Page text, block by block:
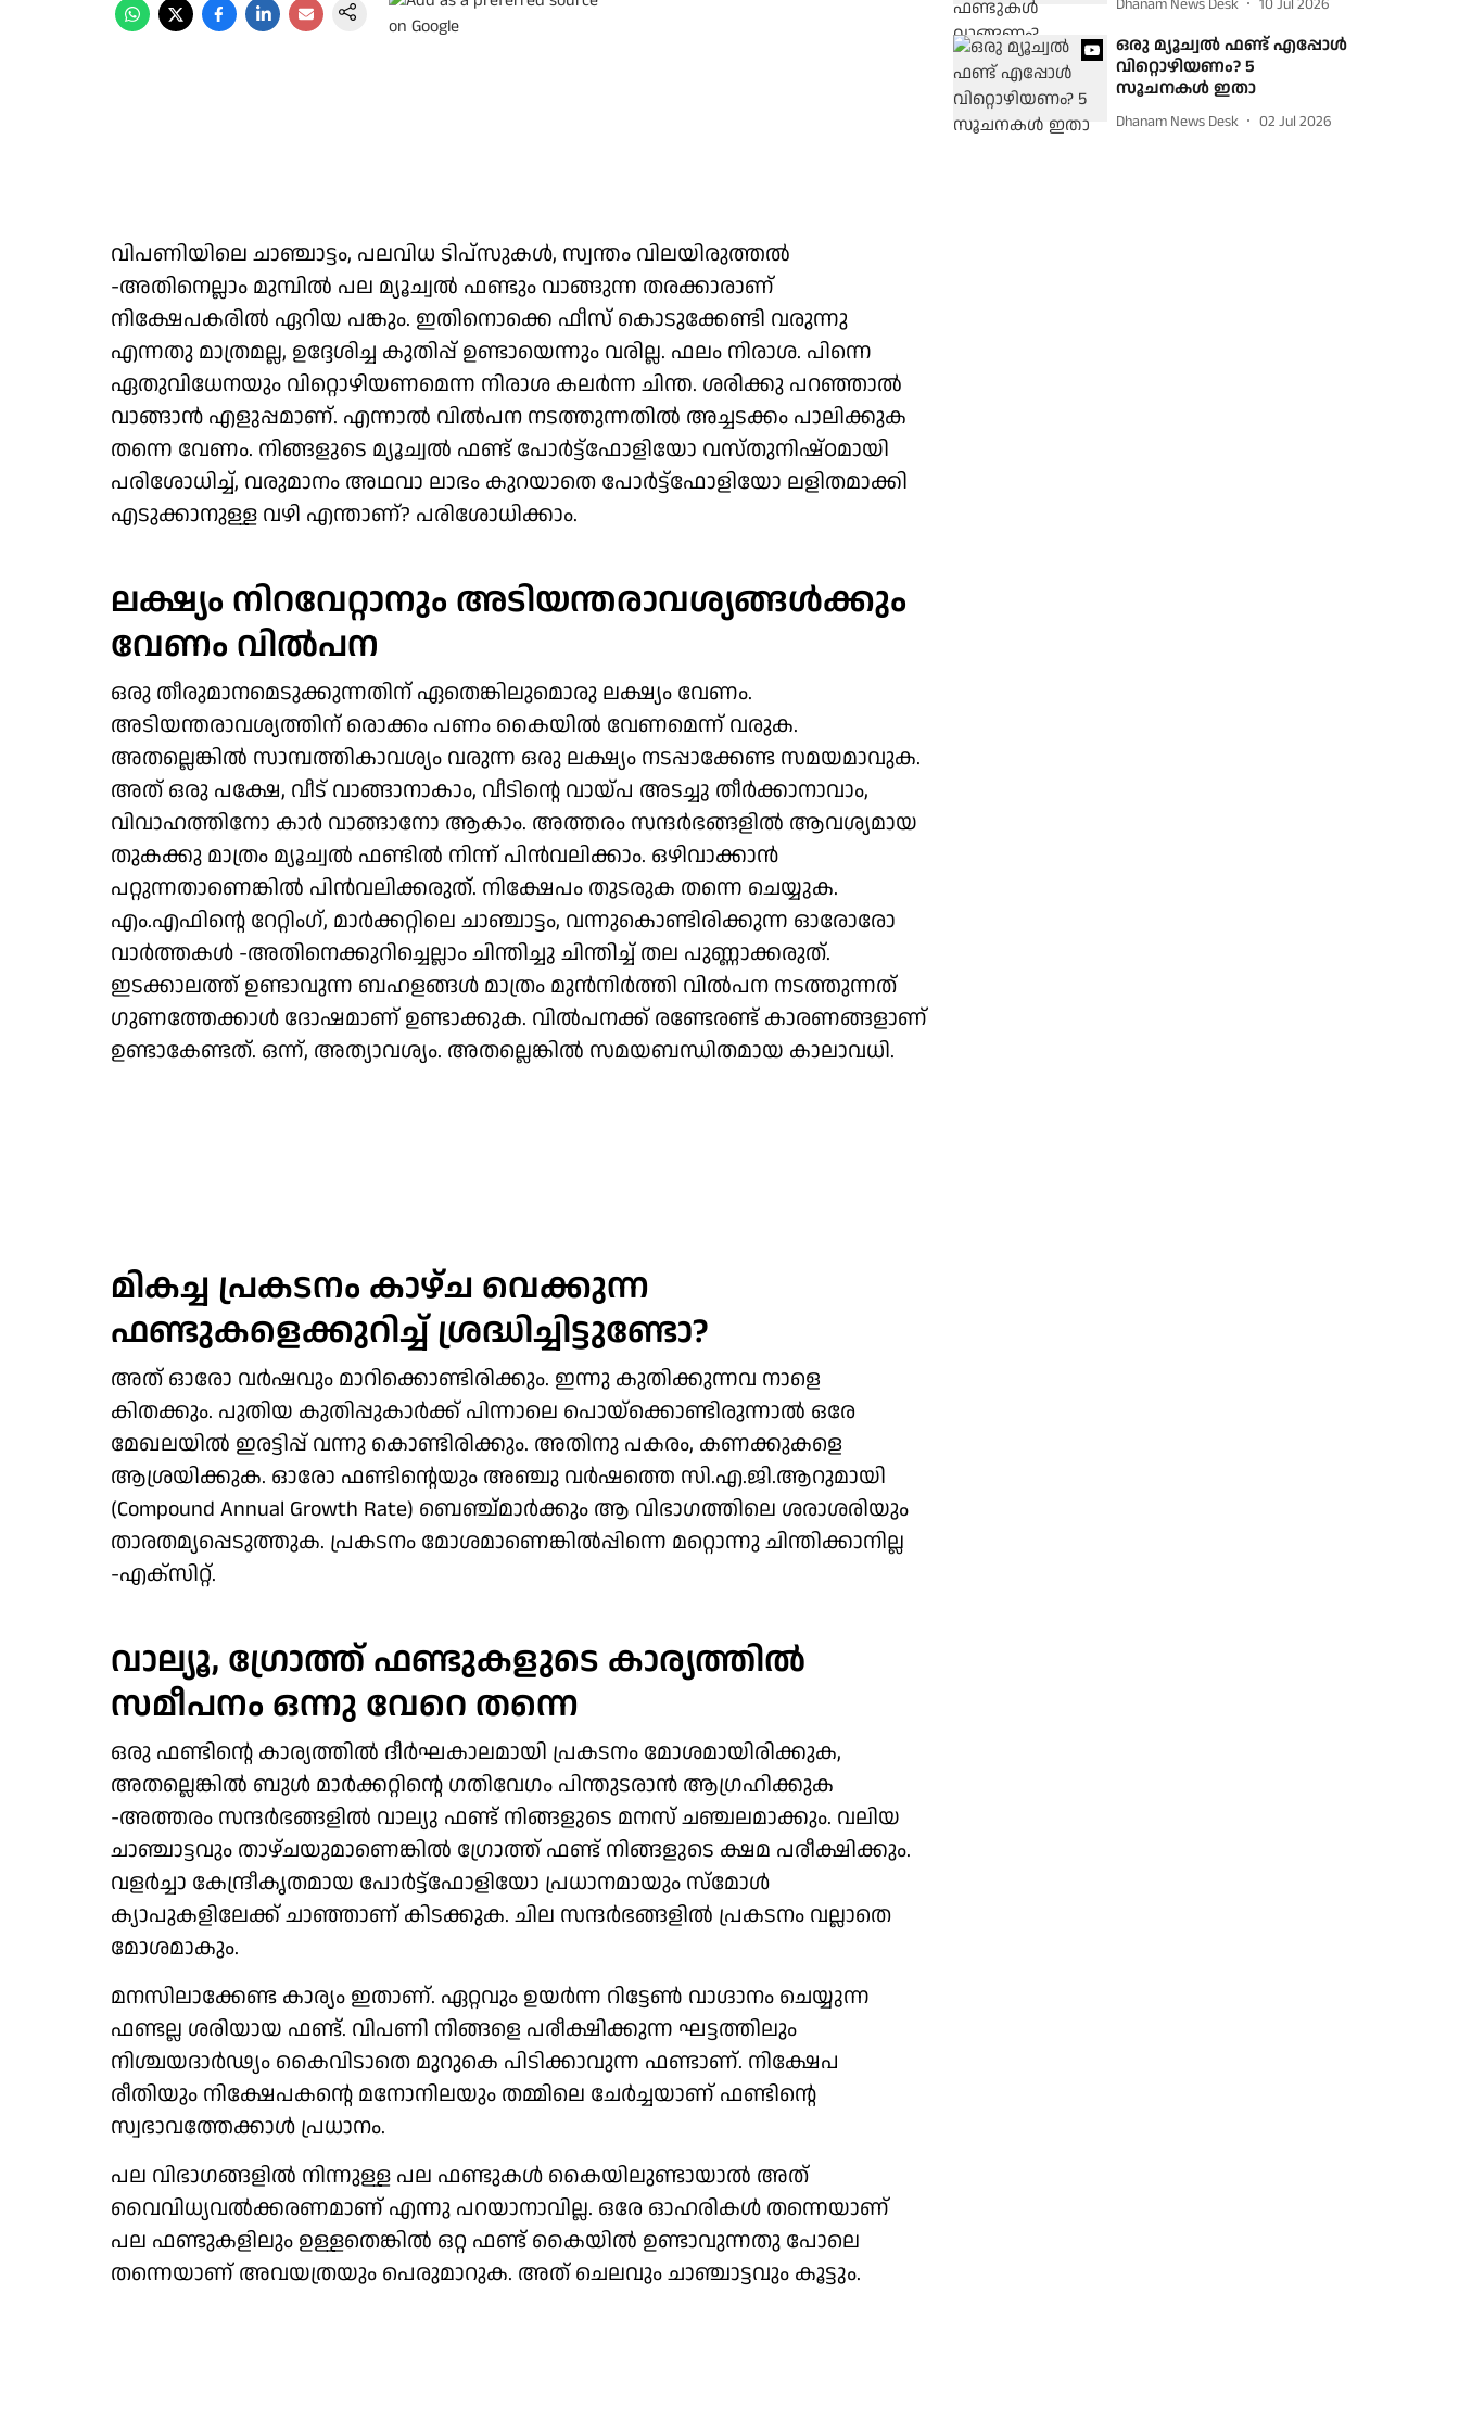
വിപണിയിലെ ചാഞ്ചാട്ടം, പലവിധ ടിപ്സുകൾ, സ്വന്തം വിലയിരുത്തൽ
-അതിനെല്ലാം മുമ്പിൽ പല മ്യൂച്വൽ ഫണ്ടും വാങ്ങുന്ന തരക്കാരാണ്
നിക്ഷേപകരിൽ ഏറിയ പങ്കും. ഇതിനൊക്കെ ഫീസ് കൊടുക്കേണ്ടി വരുന്നു
എന്നതു മാത്രമല്ല, ഉദ്ദേശിച്ച കുതിപ്പ് ഉണ്ടായെന്നും വരില്ല. ഫലം നിരാശ. പിന്നെ
ഏതുവിധേനയും വിറ്റൊഴിയണമെന്ന നിരാശ കലർന്ന ചിന്ത. ശരിക്കു പറഞ്ഞാൽ
വാങ്ങാൻ എളുപ്പമാണ്. എന്നാൽ വിൽപന നടത്തുന്നതിൽ അച്ചടക്കം പാലിക്കുക
തന്നെ വേണം. നിങ്ങളുടെ മ്യൂച്വൽ ഫണ്ട് പോർട്ട്ഫോളിയോ വസ്തുനിഷ്ഠമായി
പരിശോധിച്ച്, വരുമാനം അഥവാ ലാഭം കുറയാതെ പോർട്ട്ഫോളിയോ ലളിതമാക്കി
എടുക്കാനുള്ള വഴി എന്താണ്? പരിശോധിക്കാം.
ലക്ഷ്യം നിറവേറ്റാനും അടിയന്തരാവശ്യങ്ങൾക്കും
വേണം വിൽപന
ഒരു തീരുമാനമെടുക്കുന്നതിന് ഏതെങ്കിലുമൊരു ലക്ഷ്യം വേണം.
അടിയന്തരാവശ്യത്തിന് രൊക്കം പണം കൈയിൽ വേണമെന്ന് വരുക.
അതല്ലെങ്കിൽ സാമ്പത്തികാവശ്യം വരുന്ന ഒരു ലക്ഷ്യം നടപ്പാക്കേണ്ട സമയമാവുക.
അത് ഒരു പക്ഷേ, വീട് വാങ്ങാനാകാം, വീടിന്റെ വായ്പ അടച്ചു തീർക്കാനാവാം,
വിവാഹത്തിനോ കാർ വാങ്ങാനോ ആകാം. അത്തരം സന്ദർഭങ്ങളിൽ ആവശ്യമായ
തുകക്കു മാത്രം മ്യൂച്വൽ ഫണ്ടിൽ നിന്ന് പിൻവലിക്കാം. ഒഴിവാക്കാൻ
പറ്റുന്നതാണെങ്കിൽ പിൻവലിക്കരുത്. നിക്ഷേപം തുടരുക തന്നെ ചെയ്യുക.
എം.എഫിന്റെ റേറ്റിംഗ്, മാർക്കറ്റിലെ ചാഞ്ചാട്ടം, വന്നുകൊണ്ടിരിക്കുന്ന ഓരോരോ
വാർത്തകൾ -​അതിനെക്കുറിച്ചെല്ലാം ചിന്തിച്ചു ചിന്തിച്ച് തല പുണ്ണാക്കരുത്.
ഇടക്കാലത്ത് ഉണ്ടാവുന്ന ബഹളങ്ങൾ മാത്രം മുൻനിർത്തി വിൽപന നടത്തുന്നത്
ഗുണത്തേക്കാൾ ദോഷമാണ് ഉണ്ടാക്കുക. വിൽപനക്ക് രണ്ടേരണ്ട് കാരണങ്ങളാണ്
ഉണ്ടാകേണ്ടത്. ഒന്ന്, അത്യാവശ്യം. അതല്ലെങ്കിൽ സമയബന്ധിതമായ കാലാവധി.
മികച്ച പ്രകടനം കാഴ്ച വെക്കുന്ന
ഫണ്ടുകളെക്കുറിച്ച് ശ്രദ്ധിച്ചിട്ടുണ്ടോ?
അത് ഓരോ വർഷവും മാറിക്കൊണ്ടിരിക്കും. ഇന്നു കുതിക്കുന്നവ നാളെ
കിതക്കും. പുതിയ കുതിപ്പുകാർക്ക് പിന്നാലെ ​പൊയ്ക്കൊണ്ടിരുന്നാൽ ഒരേ
മേഖലയിൽ ഇരട്ടിപ്പ് വന്നു കൊണ്ടിരിക്കും. അതിനു പകരം, കണക്കുകളെ
ആശ്രയിക്കുക. ഓരോ ഫണ്ടിന്റെയും അഞ്ചു വർഷത്തെ സി.എ.ജി.ആറുമായി
(Compound Annual Growth Rate) ബെഞ്ച്മാർക്കും ആ വിഭാഗത്തിലെ ശരാശരിയും
താരതമ്യപ്പെടുത്തുക. പ്രകടനം മോശമാണെങ്കിൽപ്പിന്നെ മറ്റൊന്നു ചിന്തിക്കാനില്ല
-എക്സിറ്റ്.
വാല്യൂ, ഗ്രോത്ത് ഫണ്ടുകളുടെ കാര്യത്തിൽ
സമീപനം ഒന്നു വേറെ തന്നെ
ഒരു ഫണ്ടിന്റെ കാര്യത്തിൽ ദീർഘകാലമായി പ്രകടനം മോശമായിരിക്കുക,
അതല്ലെങ്കിൽ ബുൾ മാർക്കറ്റിന്റെ ഗതിവേഗം പിന്തുടരാൻ ആഗ്രഹിക്കുക
-അത്തരം സന്ദർഭങ്ങളിൽ വാല്യു ഫണ്ട് നിങ്ങളുടെ മനസ് ചഞ്ചലമാക്കും. വലിയ
ചാഞ്ചാട്ടവും താഴ്ചയുമാണെങ്കിൽ ഗ്രോത്ത് ഫണ്ട് നിങ്ങളുടെ ക്ഷമ പരീക്ഷിക്കും.
വളർച്ചാ കേന്ദ്രീകൃതമായ പോർട്ട്ഫോളിയോ പ്രധാനമായും സ്മോൾ
ക്യാപുകളിലേക്ക് ചാഞ്ഞാണ് കിടക്കുക. ചില സന്ദർഭങ്ങളിൽ പ്രകടനം വല്ലാതെ
മോശമാകും.
മനസിലാക്കേണ്ട കാര്യം ഇതാണ്. ഏറ്റവും ഉയർന്ന റിട്ടേൺ വാഗ്ദാനം ചെയ്യുന്ന
ഫണ്ടല്ല ശരിയായ ഫണ്ട്. വിപണി നിങ്ങളെ പരീക്ഷിക്കുന്ന ഘട്ടത്തിലും
നിശ്ചയദാർഢ്യം കൈവിടാതെ മുറുകെ പിടിക്കാവുന്ന ഫണ്ടാണ്. നിക്ഷേപ
രീതിയും നിക്ഷേപകന്റെ മനോനിലയും തമ്മിലെ ചേർച്ചയാണ് ഫണ്ടിന്റെ
സ്വഭാവത്തേക്കാൾ പ്രധാനം.
പല വിഭാഗങ്ങളിൽ നിന്നുള്ള പല ഫണ്ടുകൾ കൈയിലുണ്ടായാൽ അത്
വൈവിധ്യവൽക്കരണമാണ് എന്നു പറയാനാവില്ല. ഒരേ ഓഹരികൾ തന്നെയാണ്
പല ഫണ്ടുകളിലും ഉള്ളതെങ്കിൽ ഒറ്റ ഫണ്ട് കൈയിൽ ഉണ്ടാവുന്നതു പോലെ
തന്നെയാണ് അവയത്രയും പെരുമാറുക. അത് ചെലവും ചാഞ്ചാട്ടവും കൂട്ടും.
ഒരു മ്യൂച്വൽ ഫണ്ട് എപ്പോൾ
വിറ്റൊഴിയണം? 5
സൂചനകൾ ഇതാ
Dhanam News Desk 02 Jul 2026